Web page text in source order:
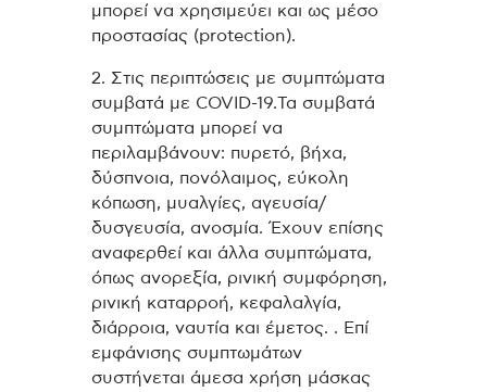
μπορεί να χρησιμεύει και ως μέσο
προστασίας (protection).
2. Στις περιπτώσεις με συμπτώματα
συμβατά με COVID-19.Τα συμβατά
συμπτώματα μπορεί να
περιλαμβάνουν: πυρετό, βήχα,
δύσπνοια, πονόλαιμος, εύκολη
κόπωση, μυαλγίες, αγευσία/
δυσγευσία, ανοσμία. Έχουν επίσης
αναφερθεί και άλλα συμπτώματα,
όπως ανορεξία, ρινική συμφόρηση,
ρινική καταρροή, κεφαλαλγία,
διάρροια, ναυτία και έμετος. . Επί
εμφάνισης συμπτωμάτων
συστήνεται άμεσα χρήση μάσκας